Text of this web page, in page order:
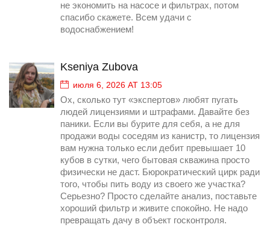
не экономить на насосе и фильтрах, потом
спасибо скажете. Всем удачи с
водоснабжением!
Kseniya Zubova
июля 6, 2026 AT 13:05
Ох, сколько тут «экспертов» любят пугать
людей лицензиями и штрафами. Давайте без
паники. Если вы бурите для себя, а не для
продажи воды соседям из канистр, то лицензия
вам нужна только если дебит превышает 10
кубов в сутки, чего бытовая скважина просто
физически не даст. Бюрократический цирк ради
того, чтобы пить воду из своего же участка?
Серьезно? Просто сделайте анализ, поставьте
хороший фильтр и живите спокойно. Не надо
превращать дачу в объект госконтроля.